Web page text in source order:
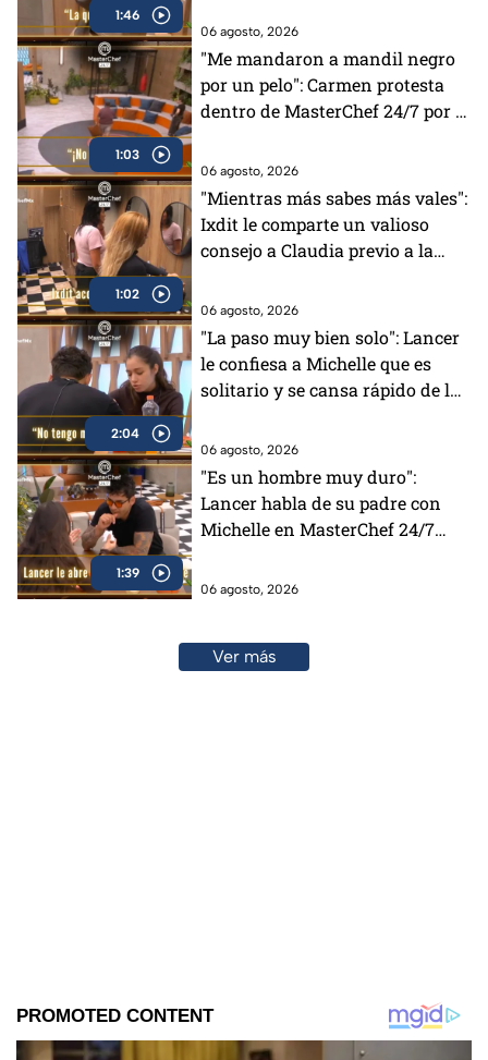
1:46
06 agosto, 2026
1:03
"Me mandaron a mandil negro
por un pelo": Carmen protesta
dentro de MasterChef 24/7 por la
06 agosto, 2026
1:02
"Mientras más sabes más vales":
Ixdit le comparte un valioso
consejo a Claudia previo a la
06 agosto, 2026
2:04
"La paso muy bien solo": Lancer
le confiesa a Michelle que es
solitario y se cansa rápido de la
06 agosto, 2026
1:39
"Es un hombre muy duro":
Lancer habla de su padre con
Michelle en MasterChef 24/7
06 agosto, 2026
Ver más